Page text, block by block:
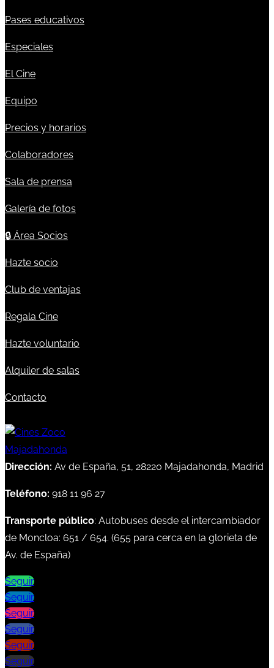
Pases educativos
Especiales
El Cine
Equipo
Precios y horarios
Colaboradores
Sala de prensa
Galería de fotos
🔒 Área Socios
Hazte socio
Club de ventajas
Regala Cine
Hazte voluntario
Alquiler de salas
Contacto
Dirección: Av de España, 51, 28220 Majadahonda, Madrid
Teléfono: 918 11 96 27
Transporte público: Autobuses desde el intercambiador
de Moncloa: 651 / 654. (655 para cerca en la glorieta de
Av. de España)
Seguir
Seguir
Seguir
Seguir
Seguir
Seguir